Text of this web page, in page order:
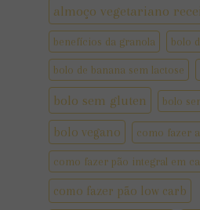
almoço vegetariano
benefícios da granola bolo
bolo de banana sem lactose
bolo sem gluten bolo
bolo vegano como fazer
como fazer pão integral em
como fazer pão low carb